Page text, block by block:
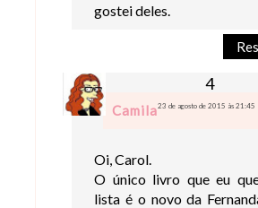
gostei deles.
Camila23 de agosto de 2015 às 21:45
Oi, Carol.
O único livro que eu
lista é o novo da